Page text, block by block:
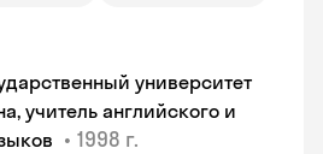
университет
учитель английского и
• 1998 г.